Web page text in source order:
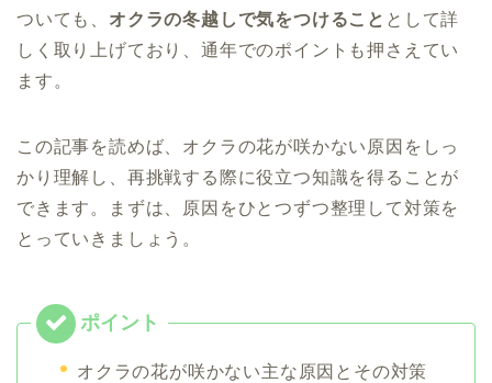
ついても、 オクラの冬越しで気をつけること として詳
しく取り上げており、通年でのポイントも押さえてい
ます。
この記事を読めば、オクラの花が咲かない原因をしっ
かり理解し、再挑戦する際に役立つ知識を得ることが
できます。まずは、原因をひとつずつ整理して対策を
とっていきましょう。
オクラの花が咲かない主な原因とその対策